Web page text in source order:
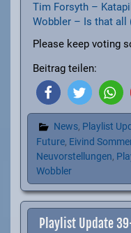
Tim Forsyth –
Wobbler – Is that all
Please keep voting
Beitrag teilen:
News, Playlist
Future, Eivind
Neuvorstellungen,
Wobbler
Playlist Update